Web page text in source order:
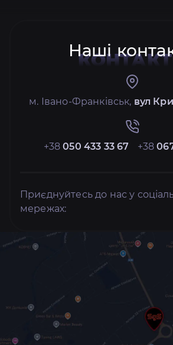
Наші
м. Івано-Франківськ, вул
+38050 433 33 67 +38
Приєднуйтесь до нас у
мережах: